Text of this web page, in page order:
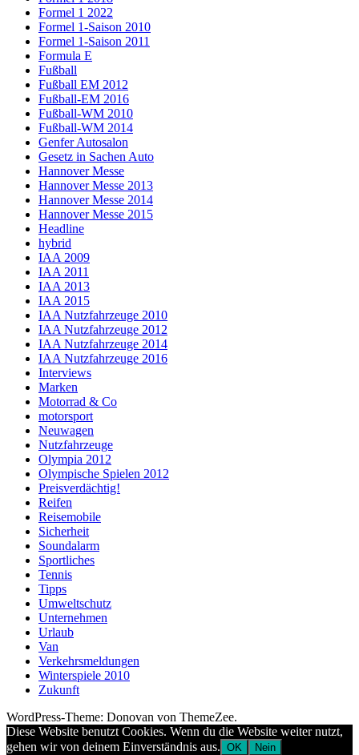
Formel 1 2022
Formel 1-Saison 2010
Formel 1-Saison 2011
Formula E
Fußball
Fußball EM 2012
Fußball-EM 2016
Fußball-WM 2010
Fußball-WM 2014
Genfer Autosalon
Gesetz in Sachen Auto
Hannover Messe
Hannover Messe 2013
Hannover Messe 2014
Hannover Messe 2015
Headline
hybrid
IAA 2009
IAA 2011
IAA 2013
IAA 2015
IAA Nutzfahrzeuge 2010
IAA Nutzfahrzeuge 2012
IAA Nutzfahrzeuge 2014
IAA Nutzfahrzeuge 2016
Interviews
Marken
Motorrad & Co
motorsport
Neuwagen
Nutzfahrzeuge
Olympia 2012
Olympische Spielen 2012
Preisverdächtig!
Reifen
Reisemobile
Sicherheit
Soundalarm
Sportliches
Tennis
Tipps
Umweltschutz
Unternehmen
Urlaub
Van
Verkehrsmeldungen
Winterspiele 2010
Zukunft
WordPress-Theme: Donovan von ThemeZee.
Diese Website benutzt Cookies. Wenn du die Website weiter nutzt,
gehen wir von deinem Einverständnis aus. OK Nein